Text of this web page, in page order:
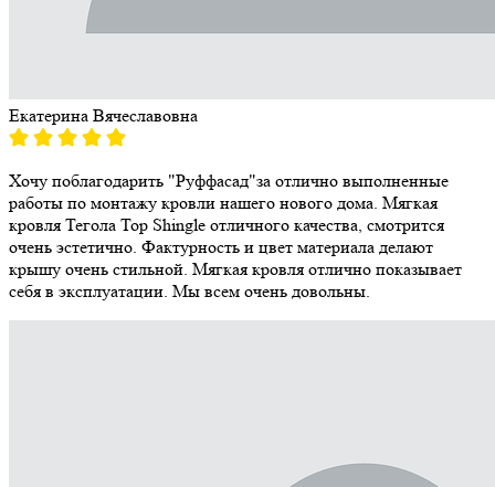
Екатерина Вячеславовна
Хочу поблагодарить "Руффасад"за отлично выполненные
работы по монтажу кровли нашего нового дома. Мягкая
кровля Тегола Top Shingle отличного качества, смотрится
очень эстетично. Фактурность и цвет материала делают
крышу очень стильной. Мягкая кровля отлично показывает
себя в эксплуатации. Мы всем очень довольны.